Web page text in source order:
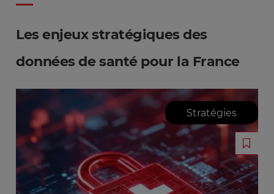
Les enjeux stratégiques des
données de santé pour la France
Stratégies